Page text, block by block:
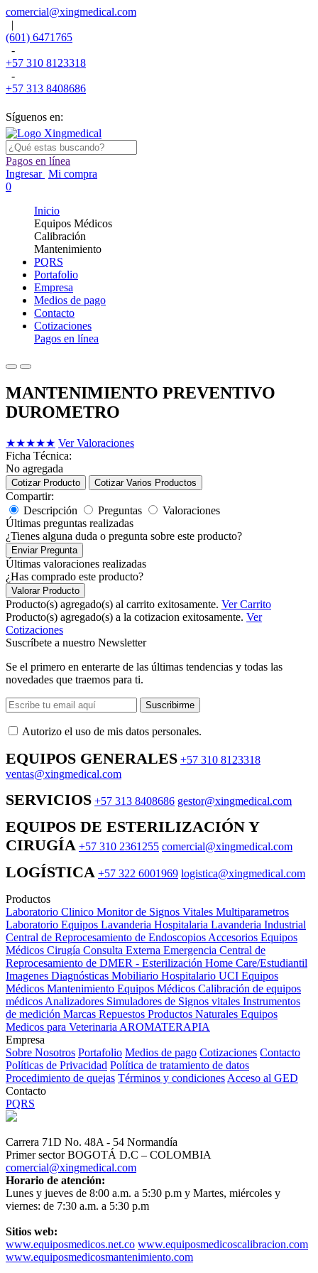
comercial@xingmedical.com
|
(601) 6471765
-
+57 310 8123318
-
+57 313 8408686
Síguenos en:
Pagos en línea
Ingresar Mi compra
0
Inicio
Equipos Médicos
Calibración
Mantenimiento
PQRS
Portafolio
Empresa
Medios de pago
Contacto
Cotizaciones
Pagos en línea
MANTENIMIENTO PREVENTIVO
DUROMETRO
★★★★★ Ver Valoraciones
Ficha Técnica:
No agregada
Cotizar Producto Cotizar Varios Productos
Compartir:
Descripción
Preguntas
Valoraciones
Últimas preguntas realizadas
¿Tienes alguna duda o pregunta sobre este producto?
Enviar Pregunta
Últimas valoraciones realizadas
¿Has comprado este producto?
Valorar Producto
Producto(s) agregado(s) al carrito exitosamente. Ver Carrito
Producto(s) agregado(s) a la cotizacion exitosamente. Ver
Cotizaciones
Suscríbete a nuestro Newsletter
Se el primero en enterarte de las últimas tendencias y todas las
novedades que traemos para ti.
Suscribirme
Autorizo ​​el uso de mis datos personales.
EQUIPOS GENERALES +57 310 8123318
ventas@xingmedical.com
SERVICIOS +57 313 8408686 gestor@xingmedical.com
EQUIPOS DE ESTERILIZACIÓN Y
CIRUGÍA +57 310 2361255 comercial@xingmedical.com
LOGÍSTICA +57 322 6001969 logistica@xingmedical.com
Productos
Laboratorio Clinico Monitor de Signos Vitales Multiparametros
Laboratorio Equipos Lavanderia Hospitalaria Lavanderia Industrial
Central de Reprocesamiento de Endoscopios Accesorios Equipos
Médicos Cirugía Consulta Externa Emergencia Central de
Reprocesamiento de DMER - Esterilización Home Care/Estudiantil
Imagenes Diagnósticas Mobiliario Hospitalario UCI Equipos
Médicos Mantenimiento Equipos Médicos Calibración de equipos
médicos Analizadores Simuladores de Signos vitales Instrumentos
de medición Marcas Repuestos Productos Naturales Equipos
Medicos para Veterinaria AROMATERAPIA
Empresa
Sobre Nosotros Portafolio Medios de pago Cotizaciones Contacto
Políticas de Privacidad Política de tratamiento de datos
Procedimiento de quejas Términos y condiciones Acceso al GED
Contacto
PQRS
Carrera 71D No. 48A - 54 Normandía
Primer sector BOGOTÁ D.C – COLOMBIA
comercial@xingmedical.com
Horario de atención:
Lunes y jueves de 8:00 a.m. a 5:30 p.m y Martes, miércoles y
viernes: de 7:30 a.m. a 5:30 p.m
Sitios web:
www.equiposmedicos.net.co www.equiposmedicoscalibracion.com
www.equiposmedicosmantenimiento.com